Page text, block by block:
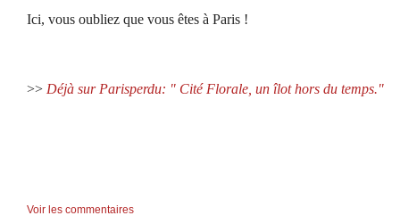
Ici, vous oubliez que vous êtes à Paris !
>> Déjà sur Parisperdu: " Cité Florale, un îlot hors du temps."
Voir les commentaires